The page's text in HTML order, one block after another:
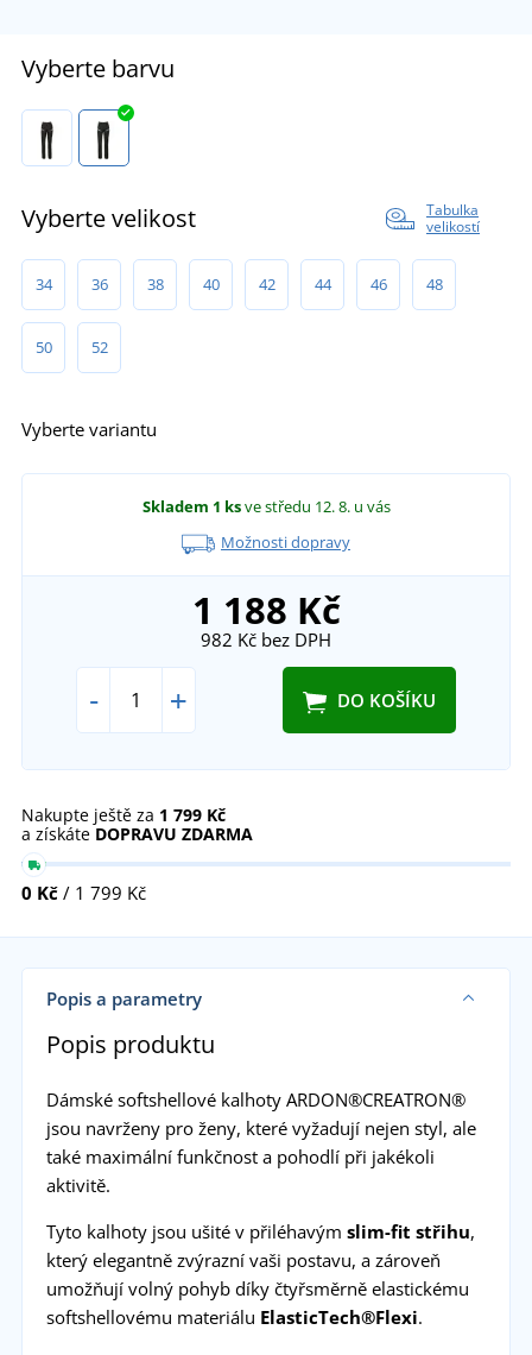
Vyberte barvu
Vyberte velikost
Tabulka
velikostí
34 36 38 40 42 44 46 48
50 52
Vyberte variantu
Skladem 1 ksve středu 12. 8. u vás
Možnosti dopravy
1 188 Kč
982 Kč bez DPH
- + DO KOŠÍKU
Nakupte ještě za 1 799 Kč
a získáte DOPRAVU ZDARMA
0 Kč / 1 799 Kč
Popis a parametry
Popis produktu
Dámské softshellové kalhoty ARDON®CREATRON®
jsou navrženy pro ženy, které vyžadují nejen styl, ale
také maximální funkčnost a pohodlí při jakékoli
aktivitě.
Tyto kalhoty jsou ušité v přiléhavým slim-fit střihu,
který elegantně zvýrazní vaši postavu, a zároveň
umožňují volný pohyb díky čtyřsměrně elastickému
softshellovému materiálu ElasticTech®Flexi.